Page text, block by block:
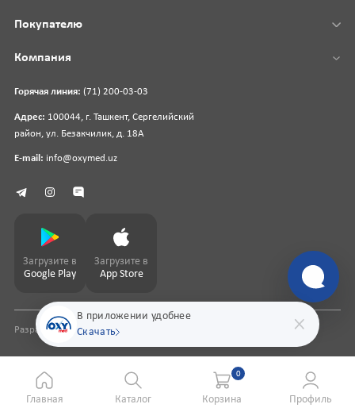
В приложении удобнее
Скачать
Горячая линия: (71) 200-03-03
Адрес: 100044, г. Ташкент, Сергелийский
район, ул. Безакчилик, д. 18А
E-mail: info@oxymed.uz
Покупателю
Компания
Загрузите в
Google Play
Загрузите в
App Store
Разработка сайтаpharmit.uz
Главная Каталог
0
Корзина Профиль